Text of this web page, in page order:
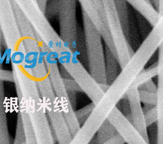
电极，导电性直追ITO (2015-12-26)